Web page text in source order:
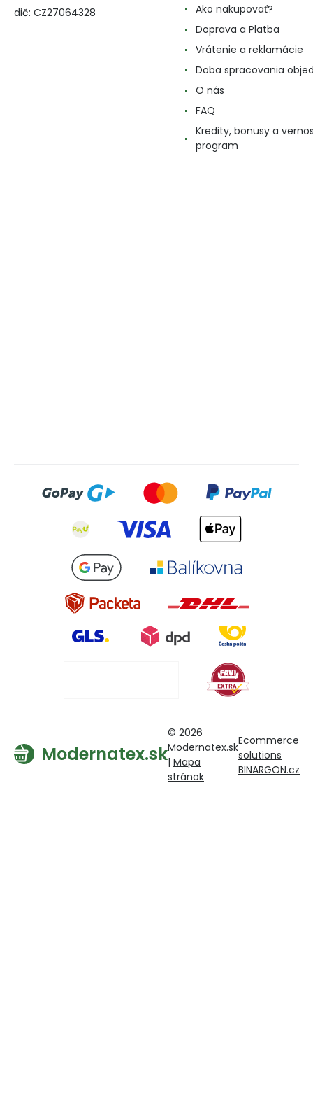
dič: CZ27064328
Ako nakupovať?
Doprava a Platba
Vrátenie a reklamácie
Doba spracovania
O nás
FAQ
Kredity, bonusy a
program
Modernatex.sk
© 2026
Modernatex.sk
| Mapa
stránok
Ecommerce
solutions
BINARGON.cz